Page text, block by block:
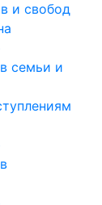
и свобод
семьи и